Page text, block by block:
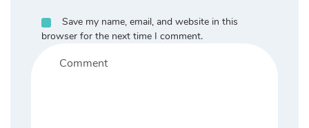
Save my name, email, and website in this
browser for the next time I comment.